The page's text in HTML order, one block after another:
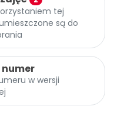
tej
są do
w wersji